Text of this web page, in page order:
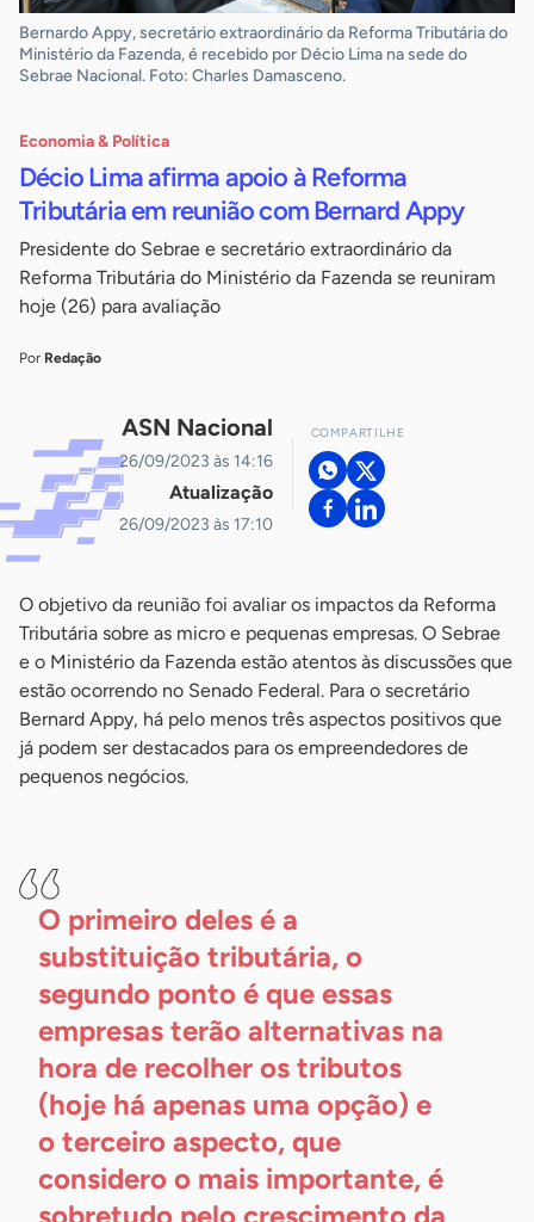
Bernardo Appy, secretário extraordinário da Reforma Tributária do
Ministério da Fazenda, é recebido por Décio Lima na sede do
Sebrae Nacional. Foto: Charles Damasceno.
Economia & Política
Décio Lima afirma apoio à Reforma
Tributária em reunião com Bernard Appy
Presidente do Sebrae e secretário extraordinário da
Reforma Tributária do Ministério da Fazenda se reuniram
hoje (26) para avaliação
Por Redação
ASN Nacional
26/09/2023 às 14:16
Atualização
26/09/2023 às 17:10
COMPARTILHE
O objetivo da reunião foi avaliar os impactos da Reforma
Tributária sobre as micro e pequenas empresas. O Sebrae
e o Ministério da Fazenda estão atentos às discussões que
estão ocorrendo no Senado Federal. Para o secretário
Bernard Appy, há pelo menos três aspectos positivos que
já podem ser destacados para os empreendedores de
pequenos negócios.
O primeiro deles é a
substituição tributária, o
segundo ponto é que essas
empresas terão alternativas na
hora de recolher os tributos
(hoje há apenas uma opção) e
o terceiro aspecto, que
considero o mais importante, é